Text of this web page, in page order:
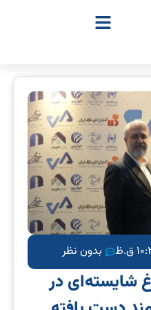
ق.ظ بدون نظر
شایسته‌ای در